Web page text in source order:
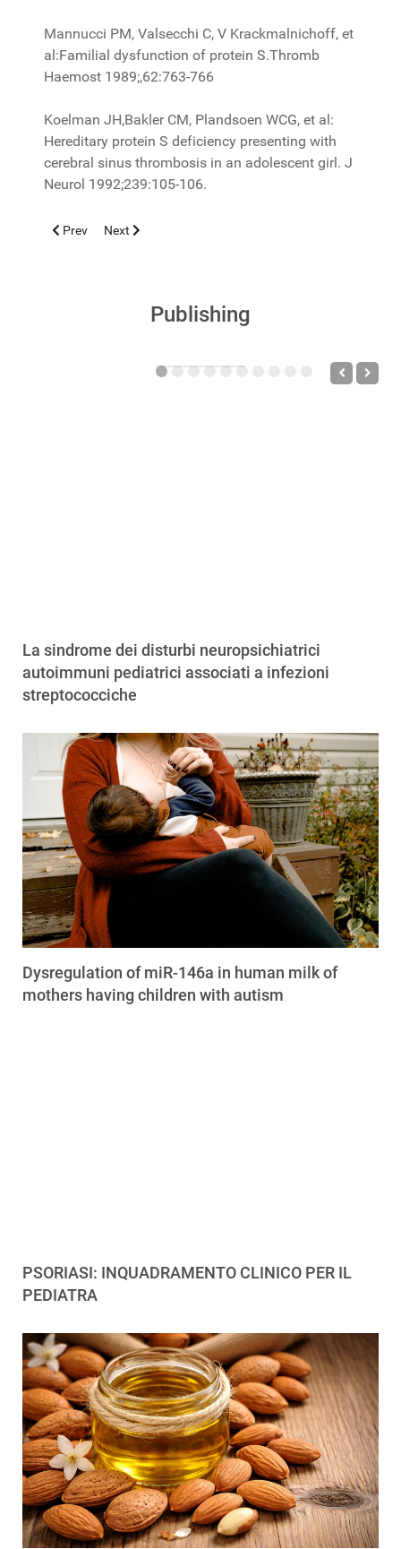
Mannucci PM, Valsecchi C, V Krackmalnichoff, et
al:Familial dysfunction of protein S.Thromb
Haemost 1989;,62:763-766
Koelman JH,Bakler CM, Plandsoen WCG, et al:
Hereditary protein S deficiency presenting with
cerebral sinus thrombosis in an adolescent girl. J
Neurol 1992;239:105-106.
Previous article: HYPERKPLEXIA – STARTLE DISEASE – STIFF
Prev Next article: Pediatric Thrombophilia
Next
Publishing
La sindrome dei disturbi neuropsichiatrici
autoimmuni pediatrici associati a infezioni
streptococciche
Dysregulation of miR-146a in human milk of
mothers having children with autism
PSORIASI: INQUADRAMENTO CLINICO PER IL
PEDIATRA